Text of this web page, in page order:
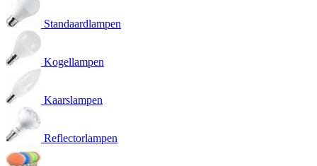
Standaardlampen
Kogellampen
Kaarslampen
Reflectorlampen